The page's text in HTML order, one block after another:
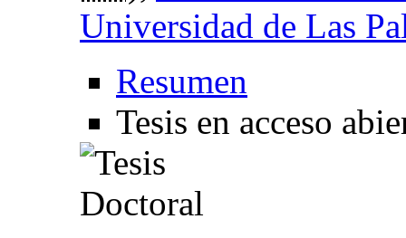
Universidad de Las
Resumen
Tesis en acceso